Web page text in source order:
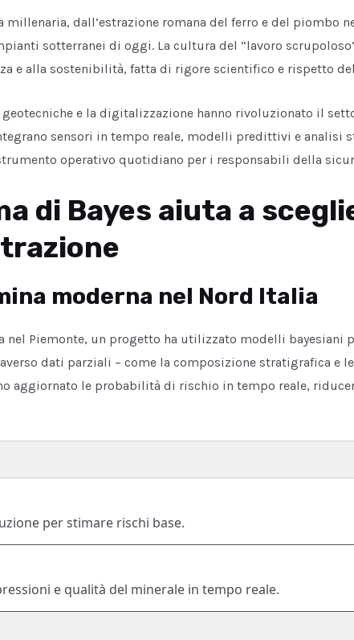
millenaria, dall’estrazione romana del ferro e del piombo
sotterranei di oggi. La cultura del “lavoro
e alla sostenibilità, fatta di rigore scientifico e rispetto
e la digitalizzazione hanno rivoluzionato il
sensori in tempo reale, modelli predittivi e analisi
operativo quotidiano per i responsabili della
di Bayes aiuta a
moderna nel Nord Italia
nel Piemonte, un progetto ha utilizzato modelli bayesiani
dati parziali – come la composizione stratigrafica e
aggiornato le probabilità di rischio in tempo reale,
per stimare rischi base.
e qualità del minerale in tempo reale.